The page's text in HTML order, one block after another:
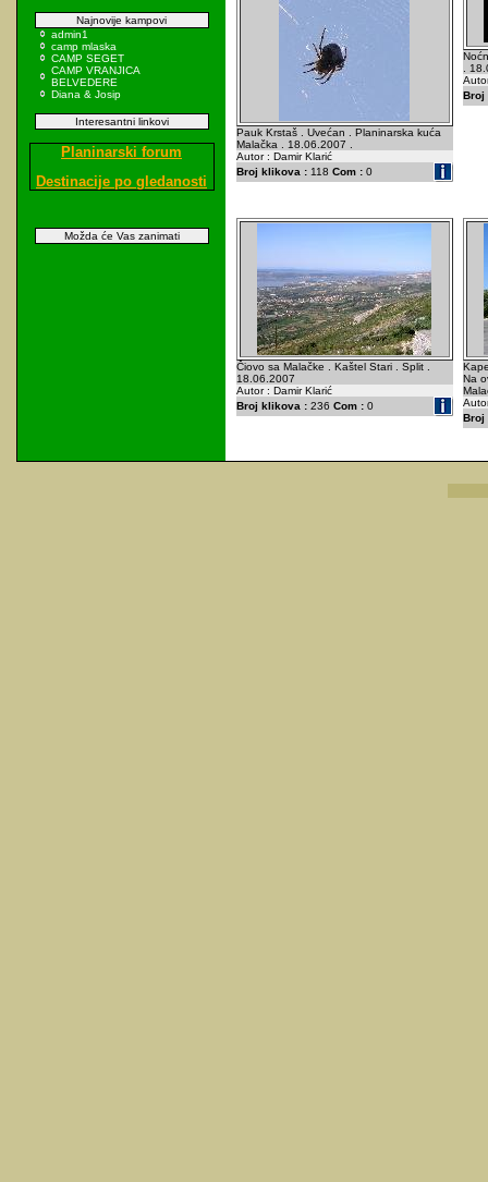
Najnovije kampovi
admin1
camp mlaska
CAMP SEGET
CAMP VRANJICA
BELVEDERE
Diana & Josip
Interesantni linkovi
Planinarski forum
Destinacije po gledanosti
Možda će Vas zanimati
Pauk Krstaš . Uvećan . Planinarska kuća
Malačka . 18.06.2007 .
Autor : Damir Klarić
Broj klikova :118 Com :0
.
Broj
Čiovo sa Malačke . Kaštel Stari . Split .
18.06.2007
Autor : Damir Klarić
Broj klikova :236 Com :0
Na
Broj